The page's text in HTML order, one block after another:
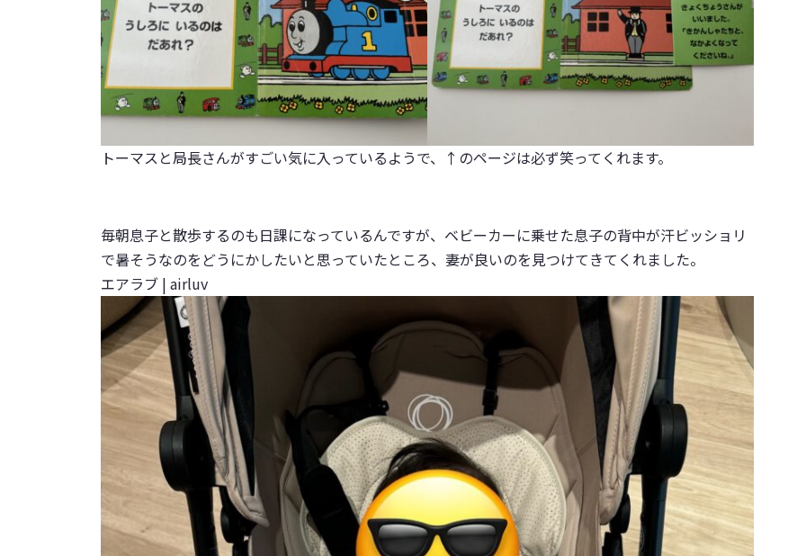
トーマスと局長さんがすごい気に入っているようで、↑のページは必ず笑ってくれます。
毎朝息子と散歩するのも日課になっているんですが、ベビーカーに乗せた息子の背中が汗ビッショリ
で暑そうなのをどうにかしたいと思っていたところ、妻が良いのを見つけてきてくれました。
エアラブ | airluv